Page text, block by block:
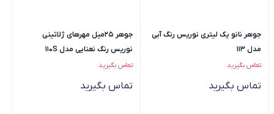
جوهر نانو یک لیتری نوریس رنگ آبی
مدل 113
تماس بگیرید
تماس بگیرید
جوهر 25میل مهرهای ژلاتینی
نوریس رنگ نعنایی مدل 110S
تماس بگیرید
تماس بگیرید